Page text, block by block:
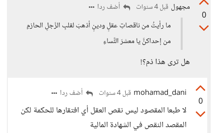
0
مجهول قبل 4 سنوات
أضف ردا
ما رأيتُ من ناقصاتِ عقلٍ ودينٍ أذهبَ لقلبِ الرَّجلِ الحازمِ
من إحداكنَّ يا معشرَ النِّساءِ
هل ترى هذا ذم؟!
0
mohamad_dani قبل 4 سنوات أضف ردا
لا طبعا المقصود ليس نقص العقل أي افتقارها للحكمة لكن
المقصد النقص في الشهادة المالية